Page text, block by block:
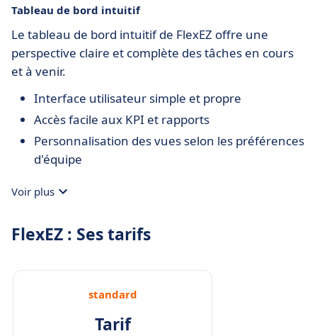
Tableau de bord intuitif
Le tableau de bord intuitif de FlexEZ offre une
perspective claire et complète des tâches en cours
et à venir.
Interface utilisateur simple et propre
Accès facile aux KPI et rapports
Personnalisation des vues selon les préférences
d'équipe
Voir plus
FlexEZ : Ses tarifs
standard
Tarif